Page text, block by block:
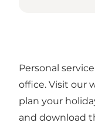
Personal
office. Visit our
plan your
and download